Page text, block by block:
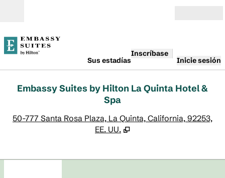
Sus estadías
Inscríbase
Inicie sesión
Embassy Suites by Hilton La Quinta Hotel &
Spa
50-777 Santa Rosa Plaza, La Quinta, California, 92253,
EE. UU.